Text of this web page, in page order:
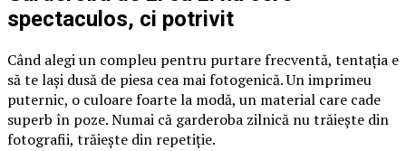
spectaculos, ci potrivit
Când alegi un compleu pentru purtare frecventă, tentația e
să te lași dusă de piesa cea mai fotogenică. Un imprimeu
puternic, o culoare foarte la modă, un material care cade
superb în poze. Numai că garderoba zilnică nu trăiește din
fotografii, trăiește din repetiție.